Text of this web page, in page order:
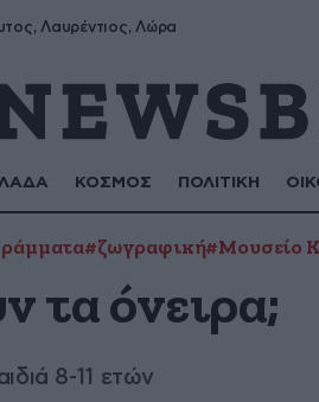
Λαυρέντιος, Λώρα
ΚΟΣΜΟΣ ΠΟΛΙΤΙΚΗ
#ζωγραφική#Μουσείο
τα όνειρα;
8-11 ετών